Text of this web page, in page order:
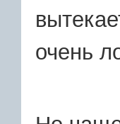
очень